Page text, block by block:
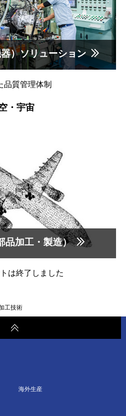
）ソリューション
品質管理体制
・宇宙
品加工・製造）
は終了しました
工技術
海外生産